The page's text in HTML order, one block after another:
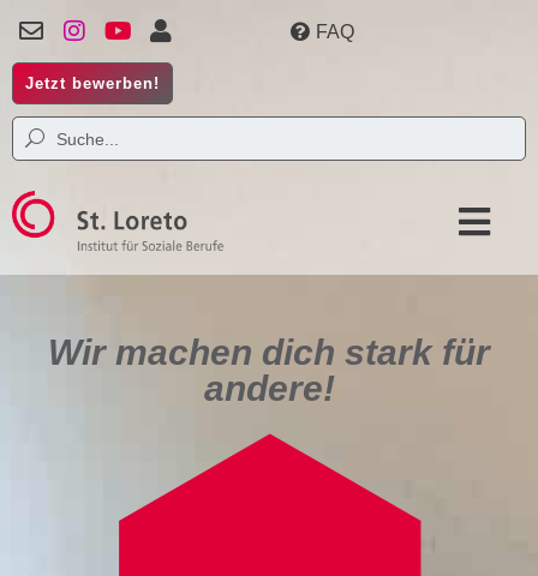
FAQ
Jetzt bewerben!
Wir machen dich stark für
andere!